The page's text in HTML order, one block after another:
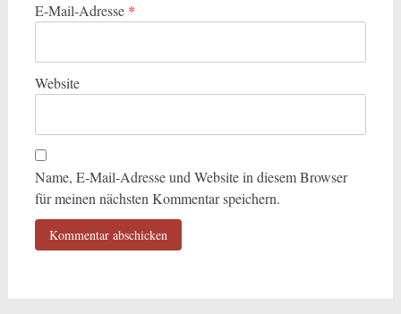
E-Mail-Adresse *
Website
Name, E-Mail-Adresse und Website in diesem Browser
für meinen nächsten Kommentar speichern.